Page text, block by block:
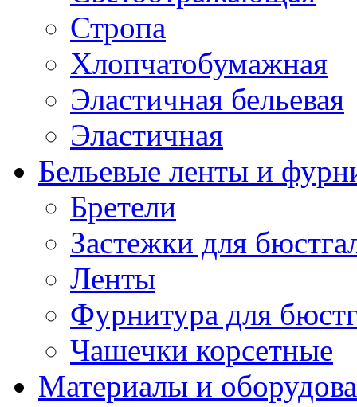
Стропа
Хлопчатобумажная
Эластичная бельевая
Эластичная
Бельевые ленты и
Бретели
Застежки для
Ленты
Фурнитура для
Чашечки корсетные
Материалы и